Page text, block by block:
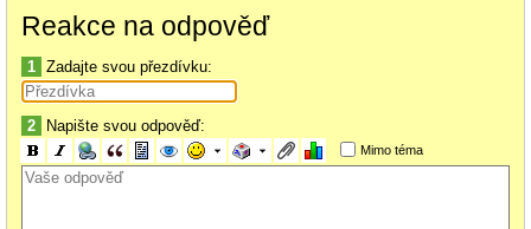
Reakce na odpověď
1 Zadajte svou přezdívku:
2 Napište svou odpověď:
Mimo téma